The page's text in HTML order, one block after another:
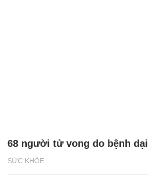
SỨC KHỎE
68 người tử vong do bệnh dại